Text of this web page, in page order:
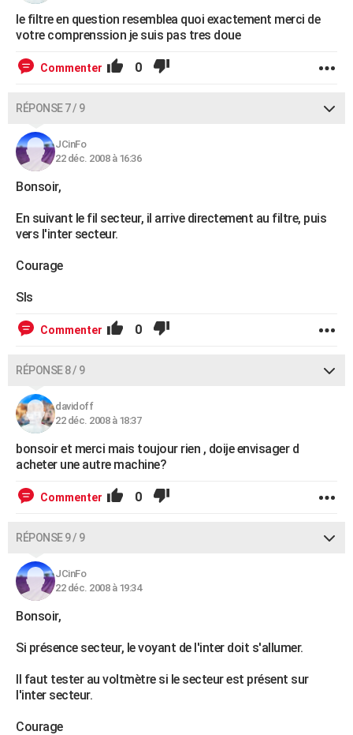
le filtre en question resemblea quoi exactement merci de
votre comprenssion je suis pas tres doue
Commenter 0
RÉPONSE 7 / 9
JCinFo
22 déc. 2008 à 16:36
Bonsoir,
En suivant le fil secteur, il arrive directement au filtre, puis
vers l'inter secteur.
Courage
Sls
Commenter 0
RÉPONSE 8 / 9
davidoff
22 déc. 2008 à 18:37
bonsoir et merci mais toujour rien , doije envisager d
acheter une autre machine?
Commenter 0
RÉPONSE 9 / 9
JCinFo
22 déc. 2008 à 19:34
Bonsoir,
Si présence secteur, le voyant de l'inter doit s'allumer.
Il faut tester au voltmètre si le secteur est présent sur
l'inter secteur.
Courage